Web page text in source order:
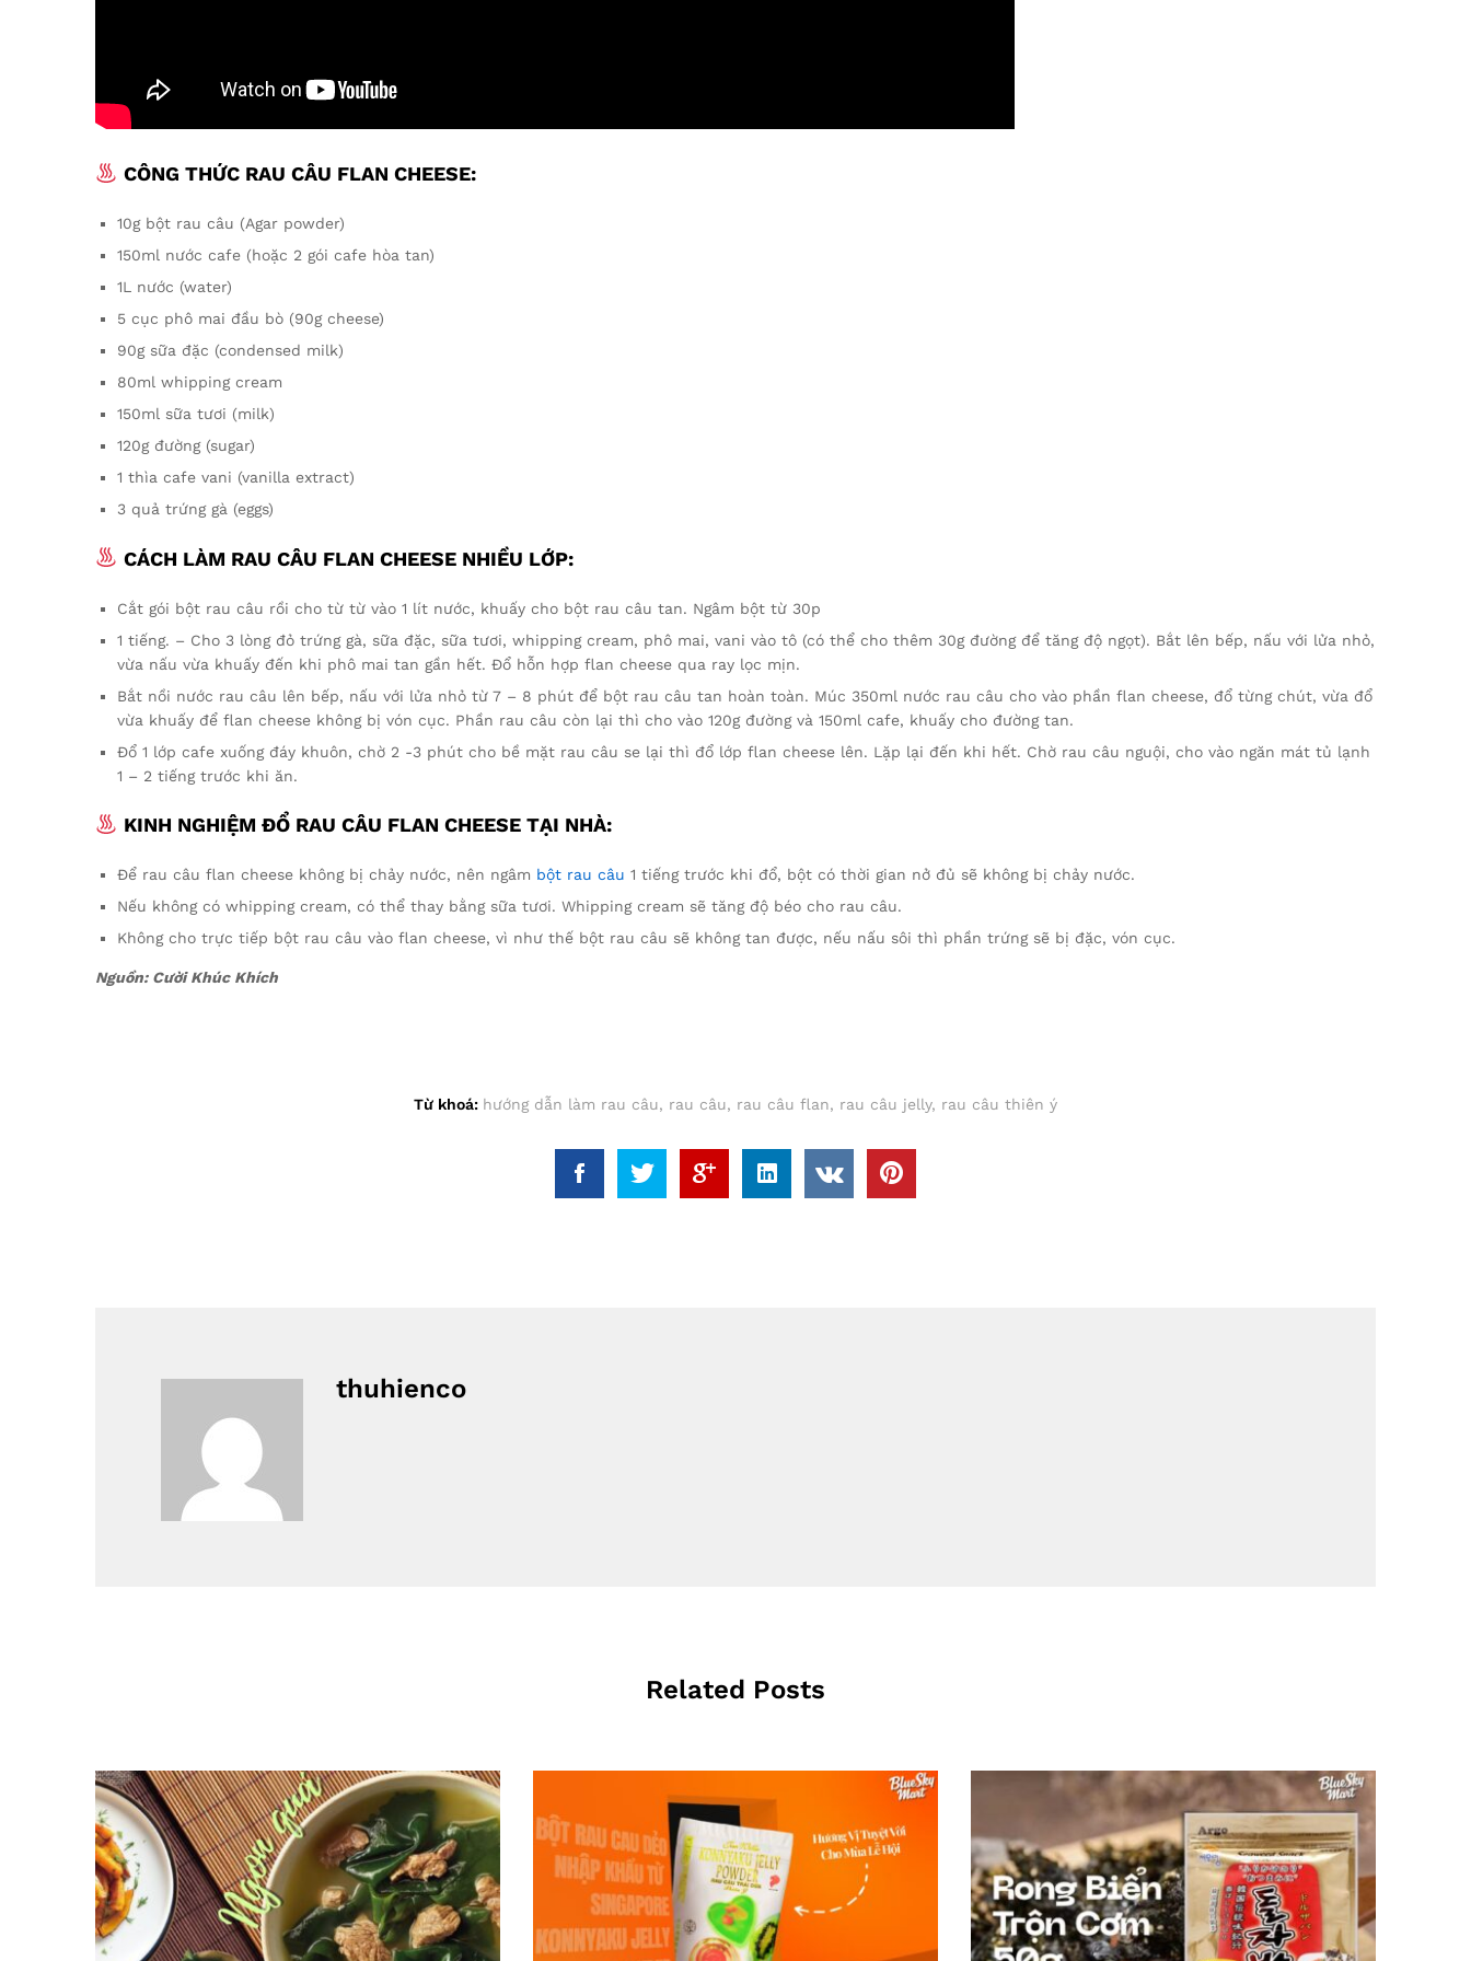
CÔNG THỨC RAU CÂU FLAN CHEESE:
10g bột rau câu (Agar powder)
150ml nước cafe (hoặc 2 gói cafe hòa tan)
1L nước (water)
5 cục phô mai đầu bò (90g cheese)
90g sữa đặc (condensed milk)
80ml whipping cream
150ml sữa tươi (milk)
120g đường (sugar)
1 thìa cafe vani (vanilla extract)
3 quả trứng gà (eggs)
CÁCH LÀM RAU CÂU FLAN CHEESE NHIỀU LỚP:
Cắt gói bột rau câu rồi cho từ từ vào 1 lít nước, khuấy cho bột rau câu tan. Ngâm bột từ 30p
1 tiếng. – Cho 3 lòng đỏ trứng gà, sữa đặc, sữa tươi, whipping cream, phô mai, vani vào tô (có thể cho thêm 30g đường để tăng độ ngọt). Bắt lên bếp, nấu với lửa nhỏ,
vừa nấu vừa khuấy đến khi phô mai tan gần hết. Đổ hỗn hợp flan cheese qua ray lọc mịn.
Bắt nồi nước rau câu lên bếp, nấu với lửa nhỏ từ 7 – 8 phút để bột rau câu tan hoàn toàn. Múc 350ml nước rau câu cho vào phần flan cheese, đổ từng chút, vừa đổ
vừa khuấy để flan cheese không bị vón cục. Phần rau câu còn lại thì cho vào 120g đường và 150ml cafe, khuấy cho đường tan.
Đổ 1 lớp cafe xuống đáy khuôn, chờ 2 -3 phút cho bề mặt rau câu se lại thì đổ lớp flan cheese lên. Lặp lại đến khi hết. Chờ rau câu nguội, cho vào ngăn mát tủ lạnh
1 – 2 tiếng trước khi ăn.
KINH NGHIỆM ĐỔ RAU CÂU FLAN CHEESE TẠI NHÀ:
Để rau câu flan cheese không bị chảy nước, nên ngâm bột rau câu 1 tiếng trước khi đổ, bột có thời gian nở đủ sẽ không bị chảy nước.
Nếu không có whipping cream, có thể thay bằng sữa tươi. Whipping cream sẽ tăng độ béo cho rau câu.
Không cho trực tiếp bột rau câu vào flan cheese, vì như thế bột rau câu sẽ không tan được, nếu nấu sôi thì phần trứng sẽ bị đặc, vón cục.
Nguồn: Cười Khúc Khích
Từ khoá: hướng dẫn làm rau câu, rau câu, rau câu flan, rau câu jelly, rau câu thiên ý
thuhienco
Related Posts